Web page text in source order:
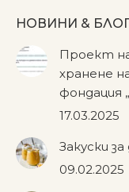
НОВИНИ &
Проект
хранене
фондация
17.03.2025
Закуски
09.02.2025